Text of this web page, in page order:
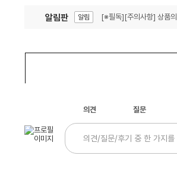
알림판 알림 [※필독][주의사항] 상품
의견 질문